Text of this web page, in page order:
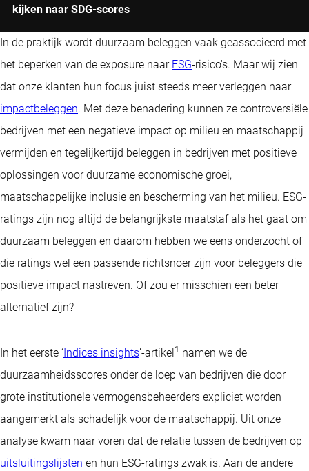
kijken naar SDG-scores
In de praktijk wordt duurzaam beleggen vaak geassocieerd met
het beperken van de exposure naar ESG-risico's. Maar wij zien
dat onze klanten hun focus juist steeds meer verleggen naar
impactbeleggen. Met deze benadering kunnen ze controversiële
bedrijven met een negatieve impact op milieu en maatschappij
vermijden en tegelijkertijd beleggen in bedrijven met positieve
oplossingen voor duurzame economische groei,
maatschappelijke inclusie en bescherming van het milieu. ESG-
ratings zijn nog altijd de belangrijkste maatstaf als het gaat om
duurzaam beleggen en daarom hebben we eens onderzocht of
die ratings wel een passende richtsnoer zijn voor beleggers die
positieve impact nastreven. Of zou er misschien een beter
alternatief zijn?
In het eerste ‘ Indices insights’-artikel 1 namen we de
duurzaamheidsscores onder de loep van bedrijven die door
grote institutionele vermogensbeheerders expliciet worden
aangemerkt als schadelijk voor de maatschappij. Uit onze
analyse kwam naar voren dat de relatie tussen de bedrijven op
uitsluitingslijsten en hun ESG-ratings zwak is. Aan de andere